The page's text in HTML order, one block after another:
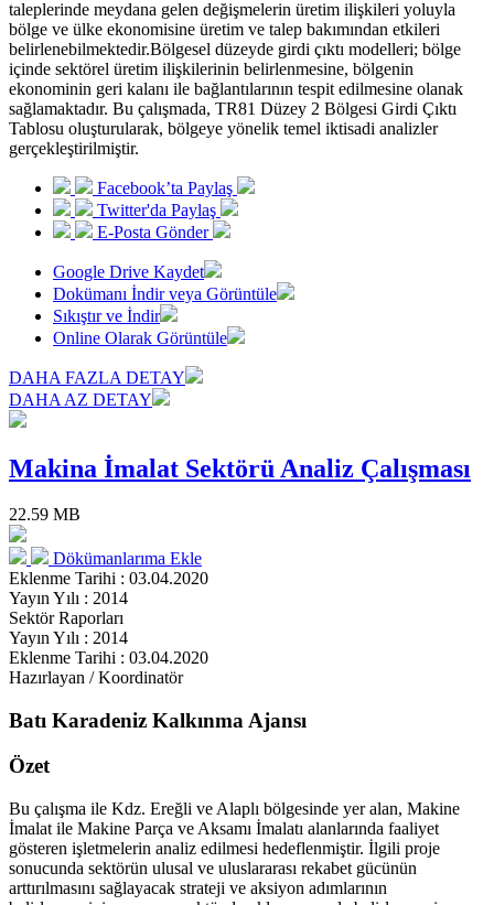
taleplerinde meydana gelen değişmelerin üretim ilişkileri yoluyla
bölge ve ülke ekonomisine üretim ve talep bakımından etkileri
belirlenebilmektedir.Bölgesel düzeyde girdi çıktı modelleri; bölge
içinde sektörel üretim ilişkilerinin belirlenmesine, bölgenin
ekonominin geri kalanı ile bağlantılarının tespit edilmesine olanak
sağlamaktadır. Bu çalışmada, TR81 Düzey 2 Bölgesi Girdi Çıktı
Tablosu oluşturularak, bölgeye yönelik temel iktisadi analizler
gerçekleştirilmiştir.
Facebook’ta Paylaş
Twitter'da Paylaş
E-Posta Gönder
Google Drive Kaydet
Dokümanı İndir veya Görüntüle
Sıkıştır ve İndir
Online Olarak Görüntüle
DAHA FAZLA DETAY
DAHA AZ DETAY
Makina İmalat Sektörü Analiz Çalışması
22.59 MB
Dökümanlarıma Ekle
Eklenme Tarihi : 03.04.2020
Yayın Yılı : 2014
Sektör Raporları
Yayın Yılı : 2014
Eklenme Tarihi : 03.04.2020
Hazırlayan / Koordinatör
Batı Karadeniz Kalkınma Ajansı
Özet
Bu çalışma ile Kdz. Ereğli ve Alaplı bölgesinde yer alan, Makine
İmalat ile Makine Parça ve Aksamı İmalatı alanlarında faaliyet
gösteren işletmelerin analiz edilmesi hedeflenmiştir. İlgili proje
sonucunda sektörün ulusal ve uluslararası rekabet gücünün
arttırılmasını sağlayacak strateji ve aksiyon adımlarının